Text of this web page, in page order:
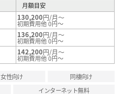
月額目安
130,200円/月～
初期費用他 0円～
136,200円/月～
初期費用他 0円～
142,200円/月～
初期費用他 0円～
女性向け
同棲向け
インターネット無料